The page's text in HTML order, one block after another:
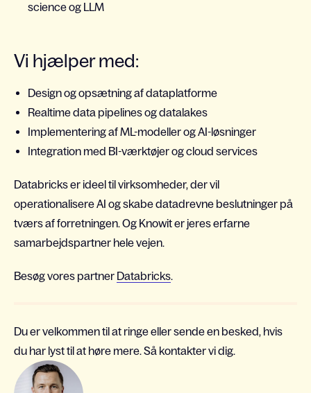
science og LLM
Vi hjælper med:
Design og opsætning af dataplatforme
Realtime data pipelines og datalakes
Implementering af ML-modeller og AI-løsninger
Integration med BI-værktøjer og cloud services
Databricks er ideel til virksomheder, der vil
operationalisere AI og skabe datadrevne beslutninger på
tværs af forretningen. Og Knowit er jeres erfarne
samarbejdspartner hele vejen.
Besøg vores partner Databricks.
Du er velkommen til at ringe eller sende en besked, hvis
du har lyst til at høre mere. Så kontakter vi dig.